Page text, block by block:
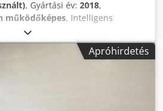
, Gyártási év: 2018,
működőképes, Intelligens
Sintra HD szoftverrel
60 Tömör 22 mm PVC/ABS 3 mm
sebesség A munkamagasság
C.N. által. C.N. által motoros és
vezető Anti-adhézív
Apróhirdetés